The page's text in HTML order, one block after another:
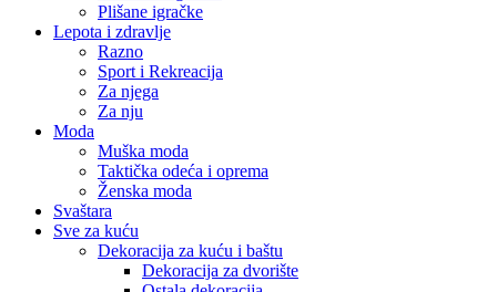
Plišane igračke
Lepota i zdravlje
Razno
Sport i Rekreacija
Za njega
Za nju
Moda
Muška moda
Taktička odeća i oprema
Ženska moda
Svaštara
Sve za kuću
Dekoracija za kuću i baštu
Dekoracija za dvorište